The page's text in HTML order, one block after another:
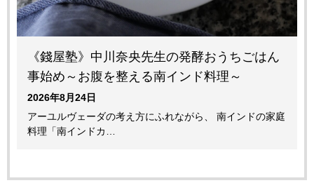
《錢屋塾》中川奈央先生の発酵おうちごはん
事始め～お腹を整える南インド料理～
2026年8月24日
アーユルヴェーダの考え方にふれながら、 南インドの家庭
料理「南インドカ…